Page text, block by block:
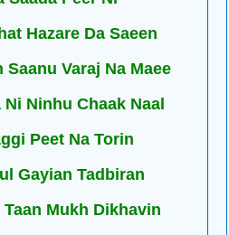
Hazare Da Saeen
Saanu Varaj Na Maee
Ninhu Chaak Naal
Peet Na Torin
Gayian Tadbiran
Taan Mukh Dikhavin